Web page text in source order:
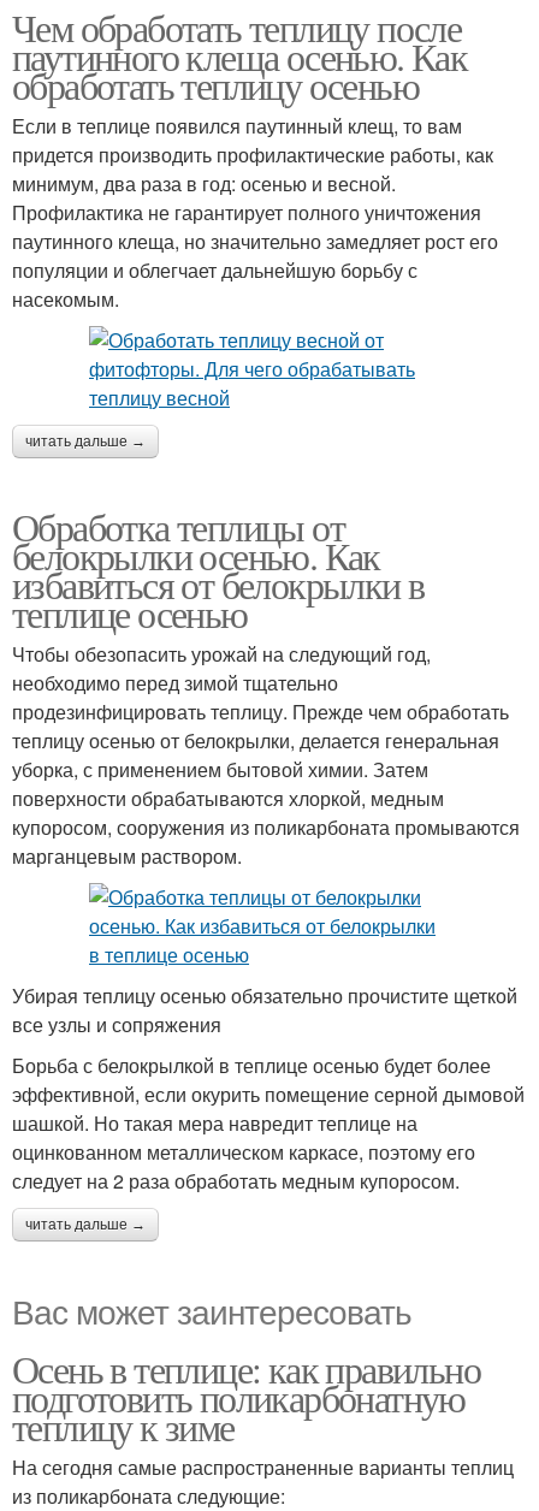
Чем обработать теплицу после
паутинного клеща осенью. Как
обработать теплицу осенью
Если в теплице появился паутинный клещ, то вам
придется производить профилактические работы, как
минимум, два раза в год: осенью и весной.
Профилактика не гарантирует полного уничтожения
паутинного клеща, но значительно замедляет рост его
популяции и облегчает дальнейшую борьбу с
насекомым.
читать дальше →
Обработка теплицы от
белокрылки осенью. Как
избавиться от белокрылки в
теплице осенью
Чтобы обезопасить урожай на следующий год,
необходимо перед зимой тщательно
продезинфицировать теплицу. Прежде чем обработать
теплицу осенью от белокрылки, делается генеральная
уборка, с применением бытовой химии. Затем
поверхности обрабатываются хлоркой, медным
купоросом, сооружения из поликарбоната промываются
марганцевым раствором.
Убирая теплицу осенью обязательно прочистите щеткой
все узлы и сопряжения
Борьба с белокрылкой в теплице осенью будет более
эффективной, если окурить помещение серной дымовой
шашкой. Но такая мера навредит теплице на
оцинкованном металлическом каркасе, поэтому его
следует на 2 раза обработать медным купоросом.
читать дальше →
Вас может заинтересовать
Осень в теплице: как правильно
подготовить поликарбонатную
теплицу к зиме
На сегодня самые распространенные варианты теплиц
из поликарбоната следующие: